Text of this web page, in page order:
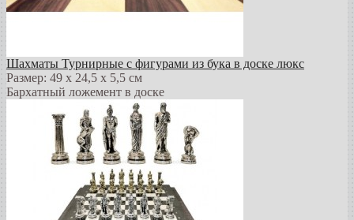
Шахматы Турнирные с фигурами из бука в доске люкс
Размер: 49 х 24,5 х 5,5 см
Бархатный ложемент в доске